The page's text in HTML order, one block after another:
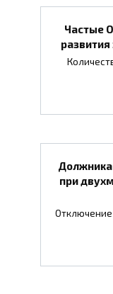
Частые
при
Отключение